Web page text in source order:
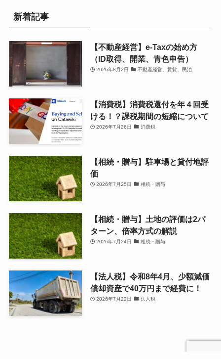
新着記事
【不動産経営】e-Taxの始め方
（ID取得、開業、青色申告）
2026年8月2日 不動産経営、賃貸、民泊
【消費税】消費税還付を年４回受
ける！？課税期間の短縮について
2026年7月26日 消費税
【相続・贈与】駐車場と貸付地評
価
2026年7月25日 相続・贈与
【相続・贈与】土地の評価は2パ
ターン、倍率方式の解説
2026年7月24日 相続・贈与
【法人税】令和8年4月、少額減価
償却資産で40万円まで経費に！
2026年7月22日 法人税